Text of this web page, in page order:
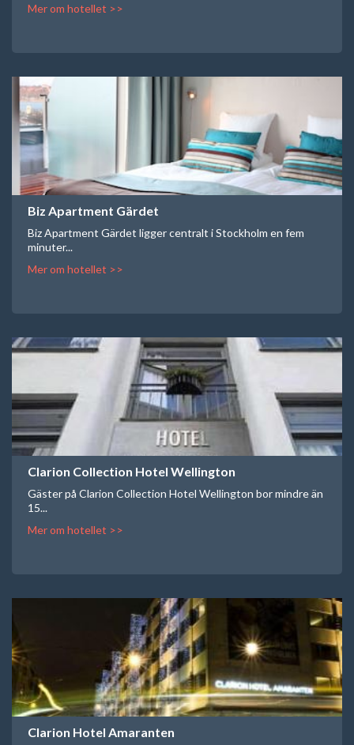
Mer om hotellet >>
Biz Apartment Gärdet
Biz Apartment Gärdet ligger centralt i Stockholm en fem
minuter...
Mer om hotellet >>
Clarion Collection Hotel Wellington
Gäster på Clarion Collection Hotel Wellington bor mindre än
15...
Mer om hotellet >>
Clarion Hotel Amaranten